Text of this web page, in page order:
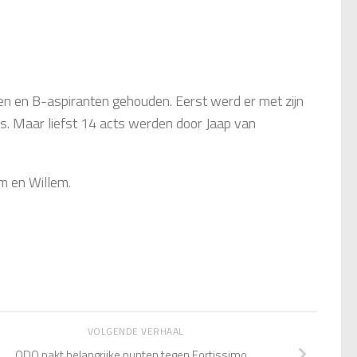
en B-aspiranten gehouden. Eerst werd er met zijn
Maar liefst 14 acts werden door Jaap van
en Willem.
VOLGENDE VERHAAL